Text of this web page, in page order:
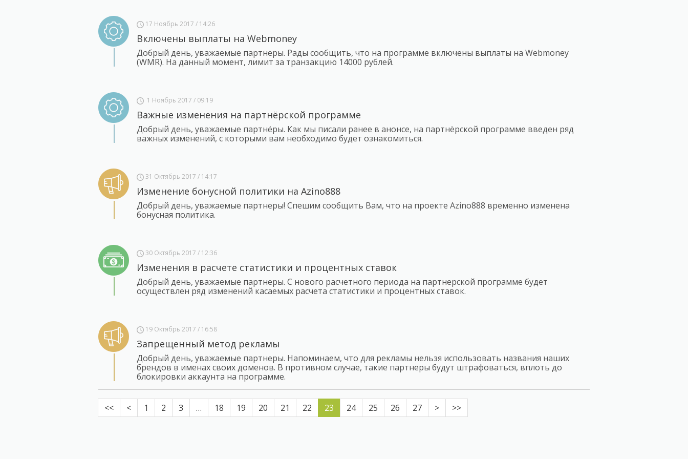
17 Ноябрь 2017 / 14:26
Включены выплаты на Webmoney
Добрый день, уважаемые партнеры. Рады сообщить, что на программе включены выплаты на Webmoney
(WMR). На данный момент, лимит за транзакцию 14000 рублей.
1 Ноябрь 2017 / 09:19
Важные изменения на партнёрской программе
Добрый день, уважаемые партнёры. Как мы писали ранее в анонсе, на партнёрской программе введен ряд
важных изменений, с которыми вам необходимо будет ознакомиться.
31 Октябрь 2017 / 14:17
Изменение бонусной политики на Azino888
Добрый день, уважаемые партнеры! Спешим сообщить Вам, что на проекте Azino888 временно изменена
бонусная политика.
30 Октябрь 2017 / 12:36
Изменения в расчете статистики и процентных ставок
Добрый день, уважаемые партнеры. С нового расчетного периода на партнерской программе будет
осуществлен ряд изменений касаемых расчета статистики и процентных ставок.
19 Октябрь 2017 / 16:58
Запрещенный метод рекламы
Добрый день, уважаемые партнеры. Напоминаем, что для рекламы нельзя использовать названия наших
брендов в именах своих доменов. В противном случае, такие партнеры будут штрафоваться, вплоть до
блокировки аккаунта на программе.
<< < 1 2 3 … 18 19 20 21 22 23 24 25 26 27 > >>